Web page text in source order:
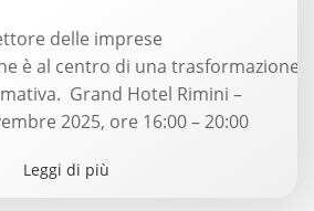
delle imprese
è al centro di una trasformazione
Grand Hotel Rimini –
2025, ore 16:00 – 20:00
Leggi di più